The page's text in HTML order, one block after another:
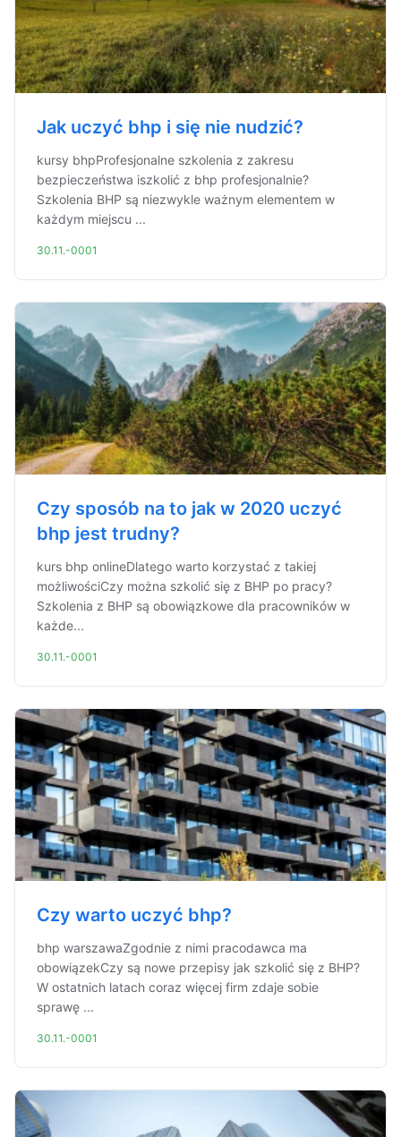
Jak uczyć bhp i się nie nudzić?
kursy bhpProfesjonalne szkolenia z zakresu
bezpieczeństwa iszkolić z bhp profesjonalnie?
Szkolenia BHP są niezwykle ważnym elementem w
każdym miejscu ...
30.11.-0001
Czy sposób na to jak w 2020 uczyć
bhp jest trudny?
kurs bhp onlineDlatego warto korzystać z takiej
możliwościCzy można szkolić się z BHP po pracy?
Szkolenia z BHP są obowiązkowe dla pracowników w
każde...
30.11.-0001
Czy warto uczyć bhp?
bhp warszawaZgodnie z nimi pracodawca ma
obowiązekCzy są nowe przepisy jak szkolić się z BHP?
W ostatnich latach coraz więcej firm zdaje sobie
sprawę ...
30.11.-0001